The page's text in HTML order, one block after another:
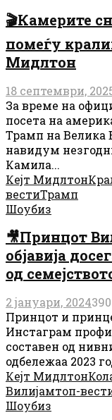
🎬Камерите
помеѓу
Мидлтон
18 септември,
За време на
посета на
Трамп на Велика
навидум
Камила...
Кејт Мидлтон
вестиТрамп
Шоубиз
🎥Принцот
објавија
од
2 јануари, 2024390
Принцот и
Инстаграм
составен од
одбележаа 2023
Кејт Мидлтон
Вилијамтоп-
Шоубиз